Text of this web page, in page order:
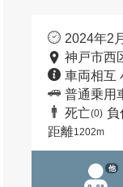
2024年2
神戸市西
車両相互
普通乗用
死亡(0) 負
距離1202m
他